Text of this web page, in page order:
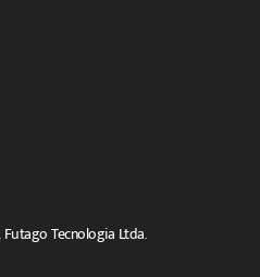
Tecnologia Ltda.